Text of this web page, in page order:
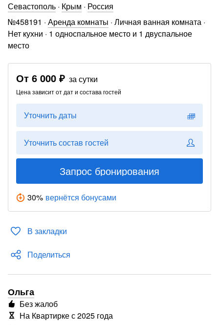
Севастополь · Крым · Россия
№458191 · Аренда комнаты · Личная ванная комната ·
Нет кухни · 1 односпальное место и 1 двуспальное
место
От 6 000 ₽ за сутки
Цена зависит от дат и состава гостей
Уточнить даты
Уточнить состав гостей
Запрос бронирования
30% вернётся бонусами
В закладки
Поделиться
Ольга
Без жалоб
На Квартирке с 2025 года